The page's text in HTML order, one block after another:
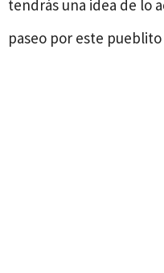
tendrás una idea de lo
paseo por este